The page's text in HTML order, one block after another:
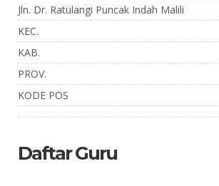
Jln. Dr. Ratulangi Puncak Indah Malili
KEC.
KAB.
PROV.
KODE POS
Daftar Guru